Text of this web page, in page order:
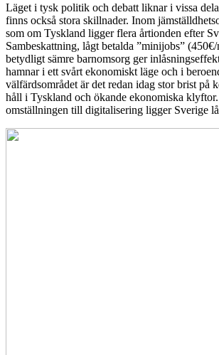
Läget i tysk politik och debatt liknar i vissa
finns också stora skillnader. Inom
som om Tyskland ligger flera årtionden efter
Sambeskattning, lågt betalda ”minijobs”
betydligt sämre barnomsorg ger
hamnar i ett svårt ekonomiskt läge och i
välfärdsområdet är det redan idag stor brist på
håll i Tyskland och ökande ekonomiska
omställningen till digitalisering ligger Sverige